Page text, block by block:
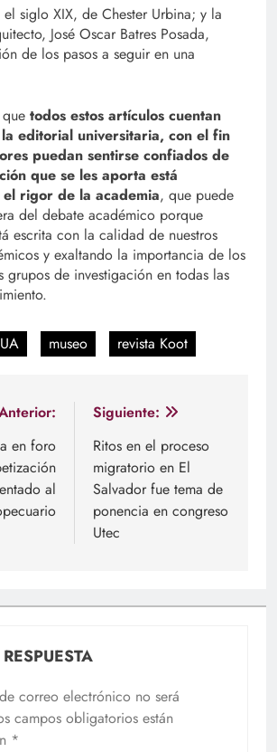
el siglo XIX, de Chester Urbina; y la
José Oscar Batres Posada,
de los pasos a seguir en una
todos estos artículos cuentan
editorial universitaria, con el fin
puedan sentirse confiados de
que se les aporta está
rigor de la academia, que puede
del debate académico porque
escrita con la calidad de nuestros
y exaltando la importancia de los
grupos de investigación en todas las
museo revista Koot
en foro
al
Siguiente:
Ritos en el proceso
migratorio en El
Salvador fue tema de
ponencia en congreso
Utec
correo electrónico no será
campos obligatorios están
*